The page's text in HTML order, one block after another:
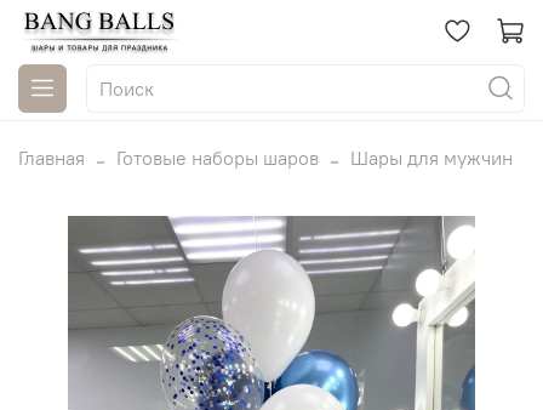
Главная Готовые наборы шаров Шары для мужчин